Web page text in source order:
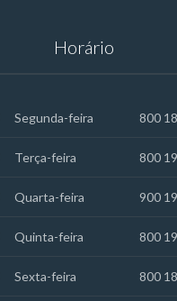
Horário
Segunda-feira 800
Terça-feira 800
Quarta-feira 900
Quinta-feira 800
Sexta-feira 800